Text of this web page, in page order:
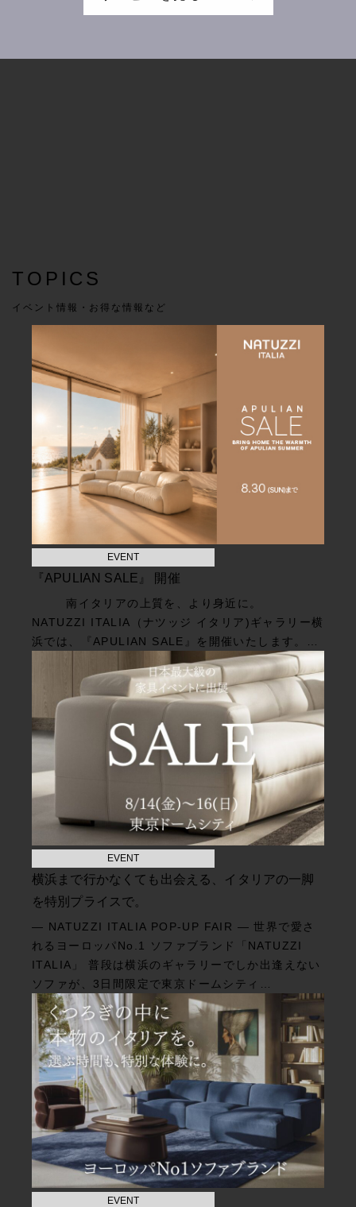
TOPICS
イベント情報・お得な情報など
EVENT
『APULIAN SALE』 開催
南イタリアの上質を、より身近に。
NATUZZI ITALIA（ナツッジ イタリア)ギャラリー横
浜では、『APULIAN SALE』を開催いたします。…
EVENT
横浜まで行かなくても出会える、イタリアの一脚
を特別プライスで。
— NATUZZI ITALIA POP-UP FAIR — 世界で愛さ
れるヨーロッパNo.1 ソファブランド「NATUZZI
ITALIA」 普段は横浜のギャラリーでしか出逢えない
ソファが、3日間限定で東京ドームシティ…
EVENT